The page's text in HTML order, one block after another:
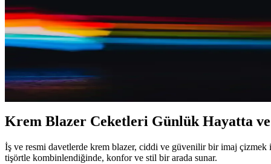
2025'te Krem Blazer Ceketlerle Şıklığınızda 5 Fark
2025'in krem blazer ceket trendleri ve kombin önerileriyle
Krem blazer ceketler, her ortam ve tarz için uygun, şık ve çok yönlü
Krem Blazer Ceketleri Günlük Hayatta
İş ve resmi davetlerde krem blazer, ciddi ve güvenilir bir imaj
tişörtle kombinlendiğinde, konfor ve stil bir arada sunar.